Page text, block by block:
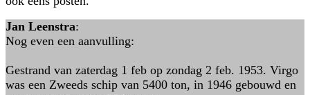
Jan Leenstra:
Nog even een aanvulling:
Gestrand van zaterdag 1 feb op zondag 2 feb. 1953. Virgo
was een Zweeds schip van 5400 ton, in 1946 gebouwd en